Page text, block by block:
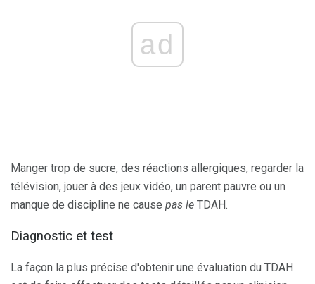
ad
Manger trop de sucre, des réactions allergiques, regarder la
télévision, jouer à des jeux vidéo, un parent pauvre ou un
manque de discipline ne cause pas le TDAH.
Diagnostic et test
La façon la plus précise d'obtenir une évaluation du TDAH